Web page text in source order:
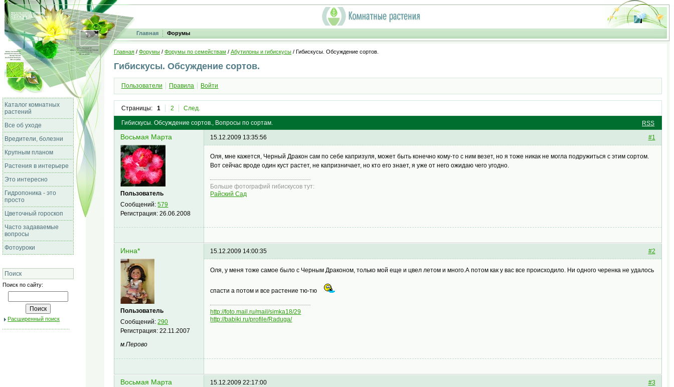
Главная Форумы
Каталог комнатных
растений
Все об уходе
Вредители, болезни
Крупным планом
Растения в интерьере
Это интересно
Гидропоника - это
просто
Цветочный гороскоп
Часто задаваемые
вопросы
Фотоуроки
Поиск
Поиск по сайту:
Расширенный поиск
Главная / Форумы / Форумы по семействам / Абутилоны и гибискусы / Гибискусы. Обсуждение сортов.
Гибискусы. Обсуждение сортов.
Пользователи Правила Войти
Страницы: 1 2 След.
RSS
Гибискусы. Обсуждение сортов., Вопросы по сортам.
Восьмая Марта
Пользователь
Сообщений:579
Регистрация:26.06.2008
#1
15.12.2009 13:35:56
Оля, мне кажется, Черный Дракон сам по себе капризуля, может быть конечно кому-то с ним везет, но я тоже никак не могла подружиться с этим сортом.
Вот сейчас вроде один куст растет, не капризничает, но кто его знает, я уже от него ожидаю чего угодно.
Больше фотографий гибискусов тут:
Райский Сад
Инна*
Пользователь
Сообщений:290
Регистрация:22.11.2007
м.Перово
#2
15.12.2009 14:00:35
Оля, у меня тоже самое было с Черным Драконом, только мой еще и цвел летом и много.А потом как у вас все происходило. Ни одного черенка не удалось
спасти а потом и все растение тю-тю
http://foto.mail.ru/mail/simka18/29
http://babiki.ru/profile/Raduga/
Восьмая Марта #3
15.12.2009 22:17:00